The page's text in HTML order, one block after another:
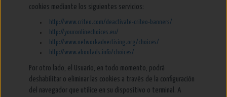
cookies mediante los siguientes servicios:
http://www.criteo.com/deactivate-criteo-banners/
http://youronlinechoices.eu/
http://www.networkadvertising.org/choices/
http://www.aboutads.info/choices/
Por otro lado, el Usuario, en todo momento, podrá
deshabilitar o eliminar las cookies a través de la configuración
del navegador que utilice en su dispositivo o terminal. A